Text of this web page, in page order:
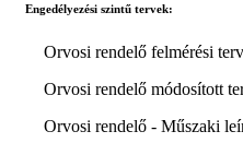
Engedélyezési szintű tervek:
Orvosi rendelő felmérési
Orvosi rendelő módosított
Orvosi rendelő - Műszaki